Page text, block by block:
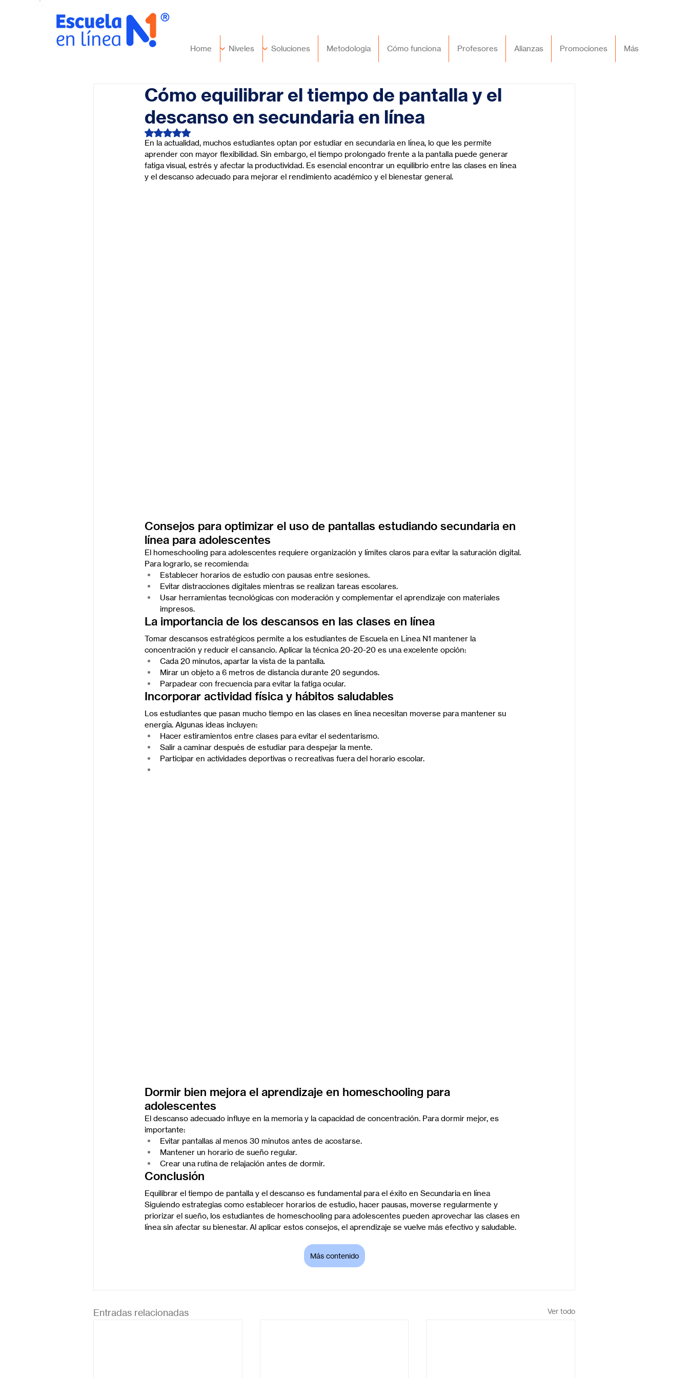
Home Niveles Soluciones Metodologia Cómo funciona Profesores Alianzas Promociones Más
Cómo equilibrar el tiempo de pantalla y el
descanso en secundaria en línea
Obtuvo NaN de 5 estrellas.
En la actualidad, muchos estudiantes optan por estudiar en secundaria en línea, lo que les permite
aprender con mayor flexibilidad. Sin embargo, el tiempo prolongado frente a la pantalla puede generar
fatiga visual, estrés y afectar la productividad. Es esencial encontrar un equilibrio entre las clases en línea
y el descanso adecuado para mejorar el rendimiento académico y el bienestar general.
Consejos para optimizar el uso de pantallas estudiando secundaria en
línea para adolescentes
El homeschooling para adolescentes requiere organización y límites claros para evitar la saturación digital.
Para lograrlo, se recomienda:
Establecer horarios de estudio con pausas entre sesiones.
Evitar distracciones digitales mientras se realizan tareas escolares.
Usar herramientas tecnológicas con moderación y complementar el aprendizaje con materiales
impresos.
La importancia de los descansos en las clases en línea
Tomar descansos estratégicos permite a los estudiantes de Escuela en Línea N1 mantener la
concentración y reducir el cansancio. Aplicar la técnica 20-20-20 es una excelente opción:
Cada 20 minutos, apartar la vista de la pantalla.
Mirar un objeto a 6 metros de distancia durante 20 segundos.
Parpadear con frecuencia para evitar la fatiga ocular.
Incorporar actividad física y hábitos saludables
Los estudiantes que pasan mucho tiempo en las clases en línea necesitan moverse para mantener su
energía. Algunas ideas incluyen:
Hacer estiramientos entre clases para evitar el sedentarismo.
Salir a caminar después de estudiar para despejar la mente.
Participar en actividades deportivas o recreativas fuera del horario escolar.
Dormir bien mejora el aprendizaje en homeschooling para
adolescentes
El descanso adecuado influye en la memoria y la capacidad de concentración. Para dormir mejor, es
importante:
Evitar pantallas al menos 30 minutos antes de acostarse.
Mantener un horario de sueño regular.
Crear una rutina de relajación antes de dormir.
Conclusión
Equilibrar el tiempo de pantalla y el descanso es fundamental para el éxito en Secundaria en línea
Siguiendo estrategias como establecer horarios de estudio, hacer pausas, moverse regularmente y
priorizar el sueño, los estudiantes de homeschooling para adolescentes pueden aprovechar las clases en
línea sin afectar su bienestar. Al aplicar estos consejos, el aprendizaje se vuelve más efectivo y saludable.
Más contenido
Entradas relacionadas Ver todo